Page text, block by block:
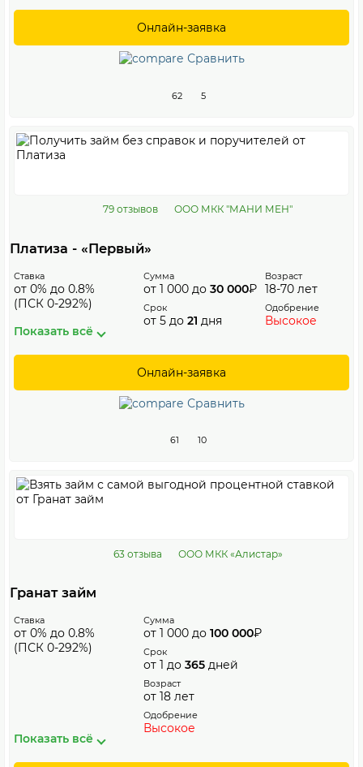
Онлайн-заявка
Сравнить
62 5
79 отзывов ООО МКК "МАНИ МЕН"
Платиза - «Первый»
Ставка
от 0% до 0.8%
(ПСК 0-292%)
Сумма
от 1 000 до 30 000₽
Срок
от 5 до 21 дня
Возраст
18-70 лет
Одобрение
Высокое
Показать всё
Онлайн-заявка
Сравнить
61 10
63 отзыва ООО МКК «Алистар»
Гранат займ
Ставка
от 0% до 0.8%
(ПСК 0-292%)
Сумма
от 1 000 до 100 000₽
Срок
от 1 до 365 дней
Возраст
от 18 лет
Одобрение
Высокое
Показать всё